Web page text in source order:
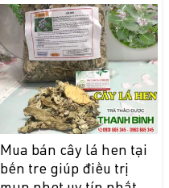
Mua bán cây lá hen tại
bến tre giúp điều trị